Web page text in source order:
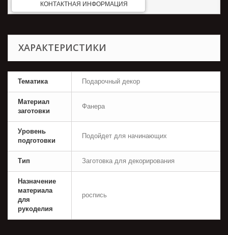
КОНТАКТНАЯ ИНФОРМАЦИЯ
ХАРАКТЕРИСТИКИ
Тематика Подарочный декор
Материал
заготовки
Фанера
Уровень
подготовки
Подойдет для начинающих
Тип Заготовка для декорирования
Назначение
материала
для
рукоделия
роспись